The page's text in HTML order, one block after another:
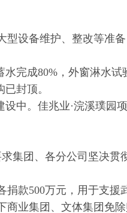
设备维护、整改等准
完成80%，外窗淋水试
封顶。
中。佳兆业·浣溪璞园
集团、各分公司坚决贯
款500万元，用于支
业集团、文体集团免